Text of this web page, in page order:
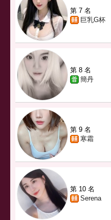
第 7 名
巨乳G杯
第 8 名
簡丹
第 9 名
寒霜
第 10 名
Serena